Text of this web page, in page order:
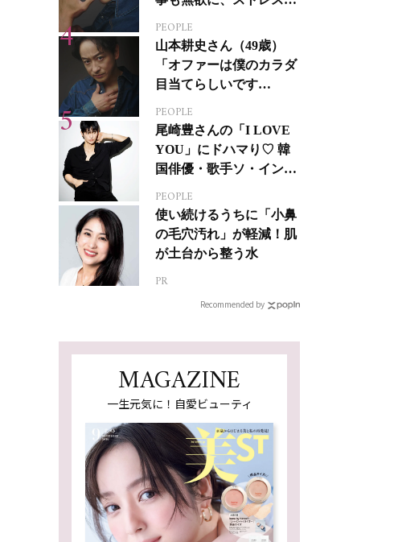
PEOPLE
山本耕史さん（49歳）
「オファーは僕のカラダ
目当てらしいです
ジカルへの挑戦
PEOPLE
尾崎豊さんの「I LOVE
YOU」にドハマり♡ 韓
国俳優・歌手ソ・イング
人生って？
PEOPLE
使い続けるうちに「小鼻
の毛穴汚れ」が軽減！肌
が土台から整う水
PR
Recommended by
MAGAZINE
一生元気に！自愛ビューティ